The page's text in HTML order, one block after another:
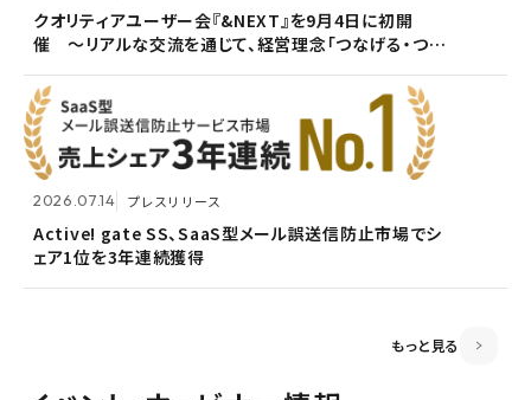
クオリティアユーザー会『&NEXT』を9月4日に初開
催 〜リアルな交流を通じて、経営理念「つなげる・つな
2026.07.14 プレスリリース
Active! gate SS、SaaS型メール誤送信防止市場でシ
ェア1位を3年連続獲得
2026.07.09 自社ウェビナー
<7/30 ウェビナー開催>いまさら聞けないPPAP問題～
2026.06.18 プレスリリース
富山県内7信用金庫、DEEPMailとPOWER EGGの連携
2026.05.13 メンテナンス
ホームページ『メンテナンス作業による一時閉鎖』のお
知らせ
お知らせ
もっと見る